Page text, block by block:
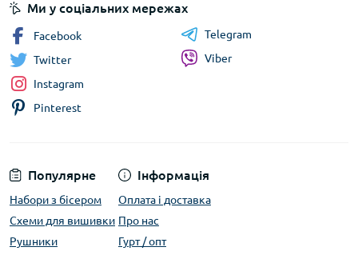
Популярне
Набори з бісером
Схеми для вишивки
Рушники
Інформація
Оплата і доставка
Про нас
Гурт / опт
Ми у соціальних мережах
Facebook
Twitter
Instagram
Pinterest
Telegram
Viber